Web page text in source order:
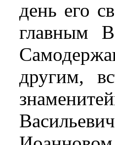
день его
главным
другим,